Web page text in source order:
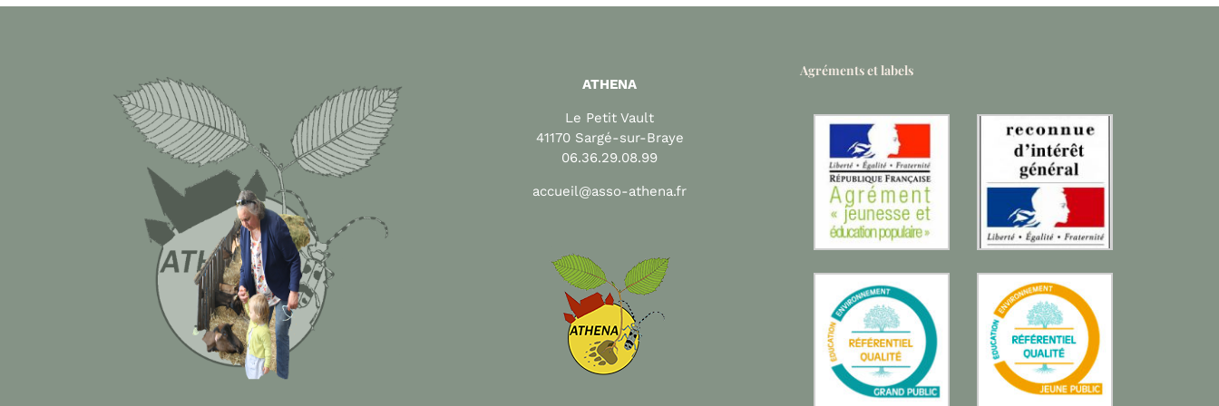
ATHENA
Le Petit Vault
41170 Sargé-sur-Braye
06.36.29.08.99
accueil@asso-athena.fr
Agréments et labels